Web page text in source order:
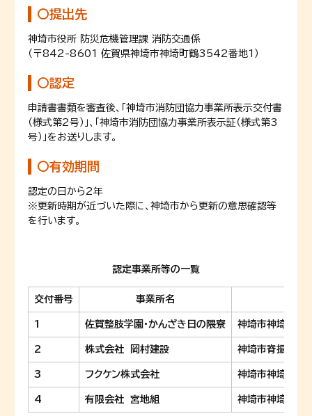
〇提出先
神埼市役所 防災危機管理課 消防交通係
（〒842-8601 佐賀県神埼市神埼町鶴3542番地1）
〇認定
申請書書類を審査後、「神埼市消防団協力事業所表示交付書
（様式第2号）」、「神埼市消防団協力事業所表示証（様式第3
号）」をお送りします。
〇有効期間
認定の日から2年
※更新時期が近づいた際に、神埼市から更新の意思確認等
を行います。
認定事業所等の一覧
交付番号 事業所名
1 佐賀整肢学園・かんざき日の隈寮 神埼市神埼町
2 株式会社 岡村建設 神埼市脊振町
3 フクケン株式会社 神埼市神埼町
4 有限会社 宮地組 神埼市神埼町